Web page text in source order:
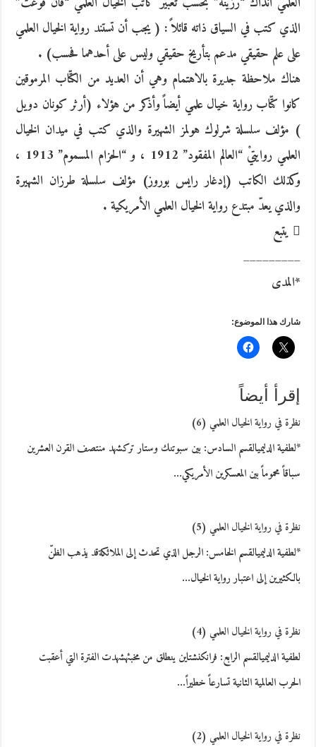
الذي كتب في السياق ذاته قائلاً : ( يجب أن تستند رواية الخيال العلمي
على علم حقيقي مدعم بتأريخ حقيقي وليس على أحدهما فحسب) .
هناك ملاحظة جديرة بالاهتمام وهي أن العديد من الكتّاب المرموقين
كانوا كتّاب رواية خيال علمي أيضاً وأذكر من هؤلاء (أرثر كونان دويل
) مؤلف سلسلة شرلوك هولمز الشهيرة والذي كتب في ميدان الخيال
العلمي روايتيْ “العالم المفقود” 1912 ، و “الحزام المسموم” 1913 ،
وكذلك الكاتب (إدغار رايس بوروز) مؤلف سلسلة طرزان الشهيرة
والذي يعدّ مبتدع رواية الخيال العلمي الأمريكية .
 يتبع
_________
*المدى
شارك هذا الموضوع:
إقرأ أيضاً
نظرة في رواية الخيال العلمي (6)
*لطفية الدليميالقسم السادس: بين سبوتنك وستار تركشهد منتصف القرن العشرين
سباقاً محموماً بين المعسكرين الأمريكي…
نظرة في رواية الخيال العلمي (5)
*لطفية الدليميالقسم الخامس: الرجل الذي تحدث إلى الملائكةقد يذهب الظنّ
بالكثيرين إلى اعتبار رواية الخيال…
نظرة في رواية الخيال العلمي (4)
لطفية الدليميالقسم الرابع: فرانكنشتاين ينطلق من مخبئهشهدت الفترة التي أعقبت
الحرب العالمية الثانية تسارعاً خطيراً…
نظرة في رواية الخيال العلمي (2)